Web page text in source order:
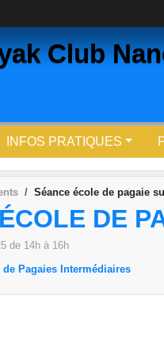
Club
INFOS PRATIQUES
Séance école de pagaie
DE
de 14h à 16h
de Pagaies Intermédiaires